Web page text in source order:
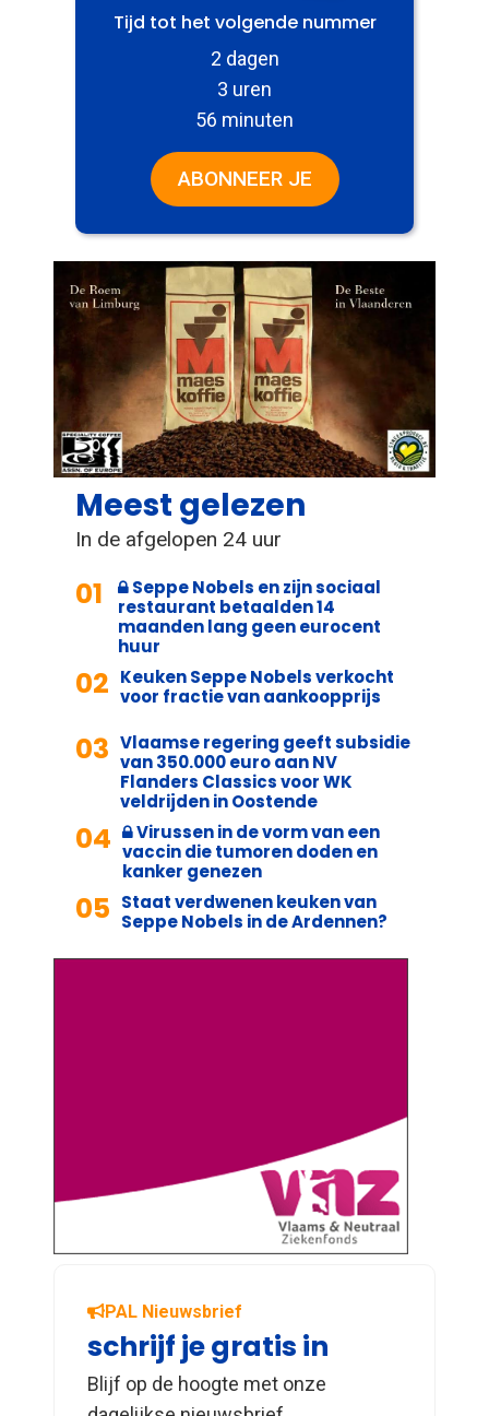
Tijd tot het volgende nummer
2 dagen
3 uren
56 minuten
ABONNEER JE
Meest gelezen
In de afgelopen 24 uur
01
Seppe Nobels en zijn sociaal
restaurant betaalden 14
maanden lang geen eurocent
huur
02 Keuken Seppe Nobels verkocht
voor fractie van aankoopprijs
03 Vlaamse regering geeft subsidie
van 350.000 euro aan NV
Flanders Classics voor WK
veldrijden in Oostende
04
Virussen in de vorm van een
vaccin die tumoren doden en
kanker genezen
05 Staat verdwenen keuken van
Seppe Nobels in de Ardennen?
PAL Nieuwsbrief
schrijf je gratis in
Blijf op de hoogte met onze